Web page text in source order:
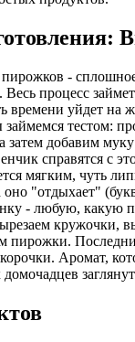
-
процесс
времени уйдет на
тестом:
затем добавим
справятся с
мягким, чуть
"отдыхает"
- любую, какую
кружочки,
пирожки.
Аромат,